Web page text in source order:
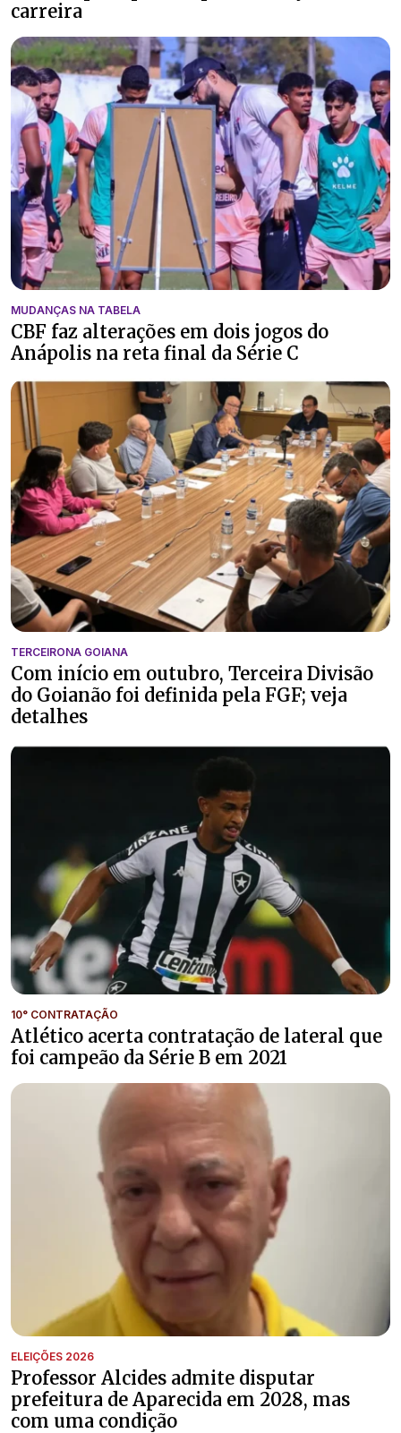
carreira
MUDANÇAS NA TABELA
CBF faz alterações em dois jogos do
Anápolis na reta final da Série C
TERCEIRONA GOIANA
Com início em outubro, Terceira Divisão
do Goianão foi definida pela FGF; veja
detalhes
10° CONTRATAÇÃO
Atlético acerta contratação de lateral que
foi campeão da Série B em 2021
ELEIÇÕES 2026
Professor Alcides admite disputar
prefeitura de Aparecida em 2028, mas
com uma condição